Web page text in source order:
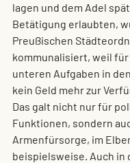
lagen und dem Adel
Betätigung erlaubten,
Preußischen
kommunalisiert, weil
unteren Aufgaben in
kein Geld mehr zur
Das galt nicht nur für
Funktionen, sondern
Armenfürsorge, im
beispielsweise. Auch in